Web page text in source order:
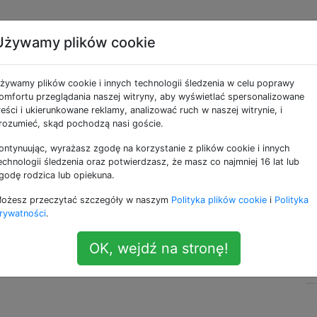
aby oglądać na
powoli stają się coraz mniejsze dzięki (częściowo)
typu Wal-Mart, drapiącym płyty. Po zakupie Apple TV
kopię zapasową dysków DVD, aby można je było
TV. Używam OSX.6, jeśli to pomaga.
nic przeciwko płaceniu za coś, co działa i będzie jeszcze
plików cookie
plików cookie i innych technologii śledzenia w celu poprawy
przeglądania naszej witryny, aby wyświetlać spersonalizowane
i ukierunkowane reklamy, analizować ruch w naszej witrynie, i
skąd pochodzą nasi goście.
wyrażasz zgodę na korzystanie z plików cookie i innych
śledzenia oraz potwierdzasz, że masz co najmniej 16 lat lub
rodzica lub opiekuna.
przeczytać szczegóły w naszym Polityka plików cookie i Polityka
.
OK, wejdź na stronę!